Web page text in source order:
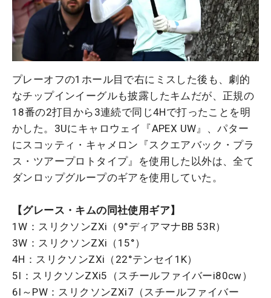
プレーオフの1ホール目で右にミスした後も、劇的
なチップインイーグルも披露したキムだが、正規の
18番の2打目から3連続で同じ4Hで打ったことを明
かした。3Uにキャロウェイ『APEX UW』、パター
にスコッティ・キャメロン『スクエアバック・プラ
ス・ツアープロトタイプ』を使用した以外は、全て
ダンロップグループのギアを使用していた。
【グレース・キムの同社使用ギア】
1W：スリクソンZXi（9°ディアマナBB 53R）
3W：スリクソンZXi（15°）
4H：スリクソンZXi（22°テンセイ1K）
5I：スリクソンZXi5（スチールファイバーi80cw）
6I～PW：スリクソンZXi7（スチールファイバー